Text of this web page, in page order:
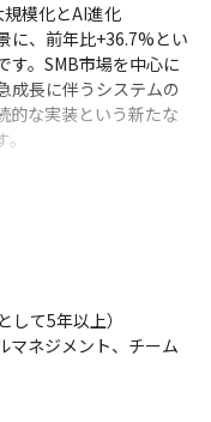
規模化とAI進化
に、前年比+36.7%とい
す。SMB市場を中心に
成長に伴うシステムの
的な実装という新たな
スまで、エンジニア
のある環境が整って
ています。
弱です（2026年4月
て5年以上）
マネジメント、チーム